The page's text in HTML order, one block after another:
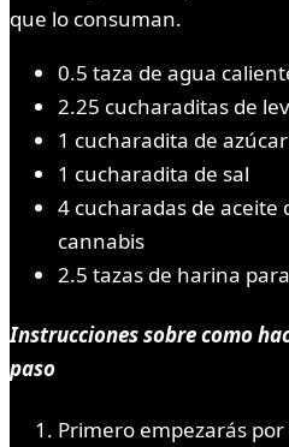
que lo consuman.
0.5 taza de agua
2.25 cucharaditas de
1 cucharadita de
1 cucharadita de sal
4 cucharadas de aceite
cannabis
2.5 tazas de harina
Instrucciones sobre como
paso
Primero empezarás